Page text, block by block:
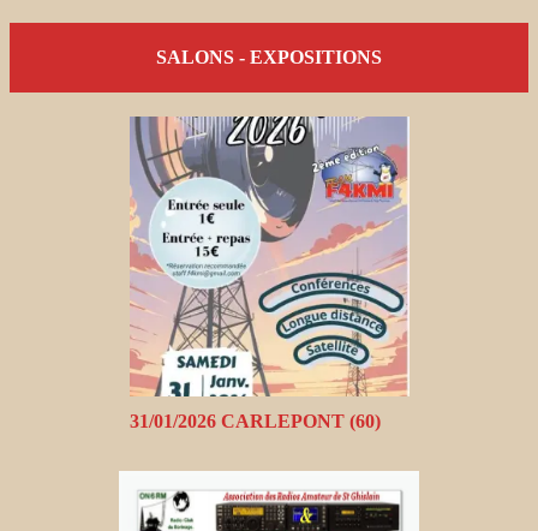
SALONS - EXPOSITIONS
31/01/2026 CARLEPONT (60)